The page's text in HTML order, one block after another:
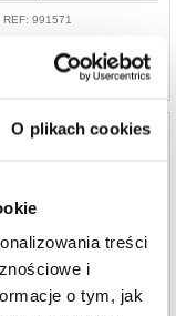
O plikach cookies
treści
i
o tym, jak
REF: 991571
Aparatu Foto iPhone SE
270,30 PLN
REF:991263